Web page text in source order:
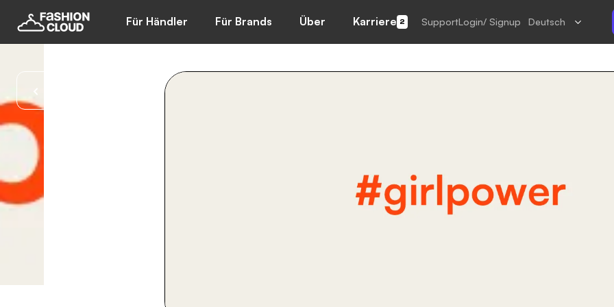
Für Händler Für Brands Über Karriere 2 SupportLogin/ Signup Deutsch